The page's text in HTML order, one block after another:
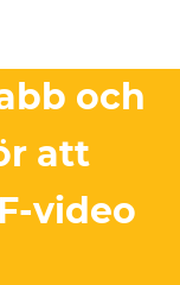
och
att
video